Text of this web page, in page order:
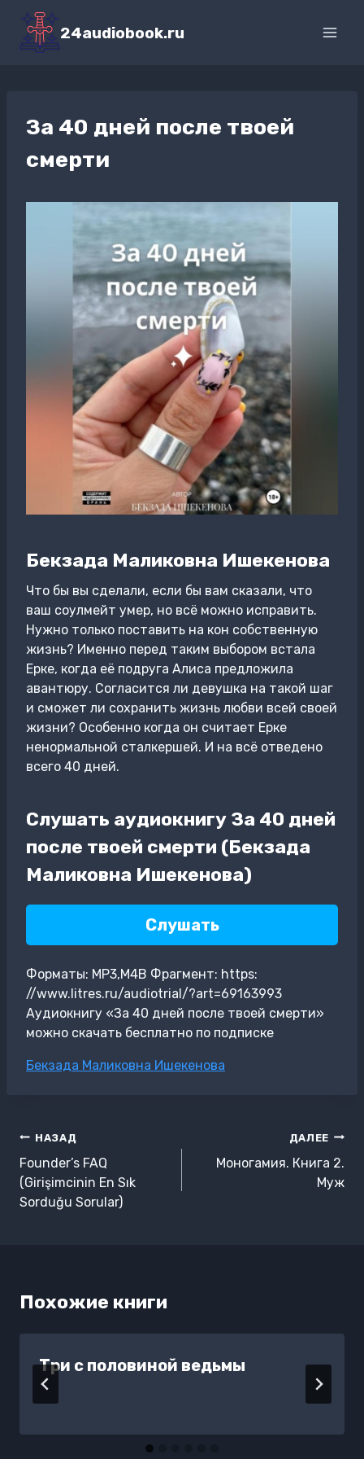
Перейти
содержимому
24audiobook.ru
За 40 дней после твоей
смерти
Бекзада Маликовна Ишекенова
Что бы вы сделали, если бы вам сказали, что
ваш соулмейт умер, но всё можно исправить.
Нужно только поставить на кон собственную
жизнь? Именно перед таким выбором встала
Ерке, когда её подруга Алиса предложила
авантюру. Согласится ли девушка на такой шаг
и сможет ли сохранить жизнь любви всей своей
жизни? Особенно когда он считает Ерке
ненормальной сталкершей. И на всё отведено
всего 40 дней.
Слушать аудиокнигу За 40 дней
после твоей смерти (Бекзада
Маликовна Ишекенова)
Слушать
Форматы: MP3,M4B Фрагмент: https:
//www.litres.ru/audiotrial/?art=69163993
Аудиокнигу «За 40 дней после твоей смерти»
можно скачать бесплатно по подписке
Метки
Бекзада Маликовна Ишекенова
Навигация
по
записям
НАЗАД
Founder’s FAQ
(Girişimcinin En Sık
Sorduğu Sorular)
ДАЛЕЕ
Моногамия. Книга 2.
Муж
Похожие книги
Три с половиной ведьмы